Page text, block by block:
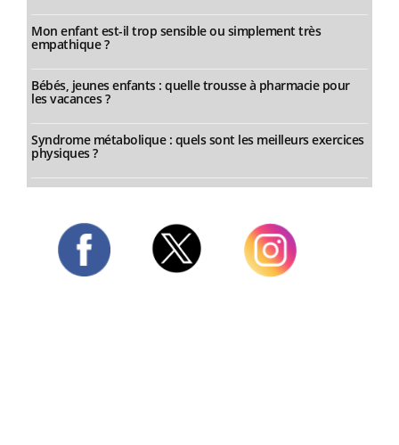
Mon enfant est-il trop sensible ou simplement très
empathique ?
Bébés, jeunes enfants : quelle trousse à pharmacie pour
les vacances ?
Syndrome métabolique : quels sont les meilleurs exercices
physiques ?